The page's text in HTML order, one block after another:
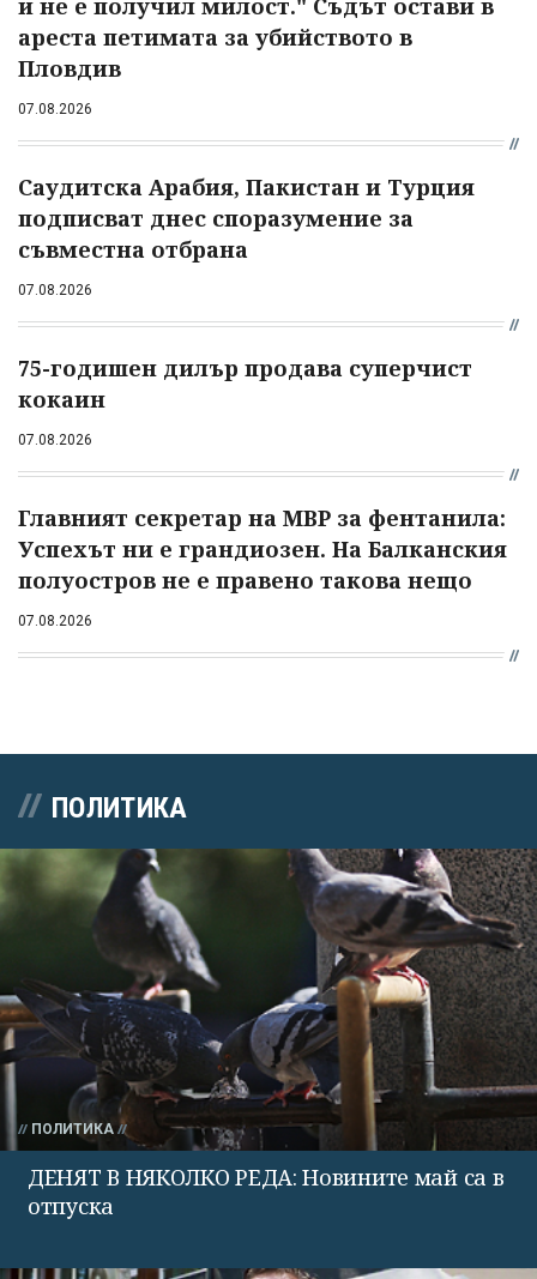
и не е получил милост." Съдът остави в
ареста петимата за убийството в
Пловдив
07.08.2026
Саудитска Арабия, Пакистан и Турция
подписват днес споразумение за
съвместна отбрана
07.08.2026
75-годишен дилър продава суперчист
кокаин
07.08.2026
Главният секретар на МВР за фентанила:
Успехът ни е грандиозен. На Балканския
полуостров не е правено такова нещо
07.08.2026
ПОЛИТИКА
ПОЛИТИКА
ДЕНЯТ В НЯКОЛКО РЕДА: Новините май са в
отпуска